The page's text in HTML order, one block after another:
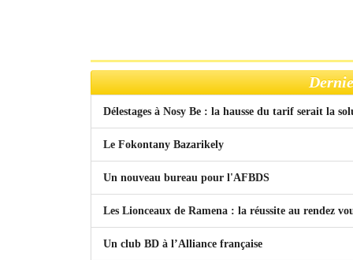
Délestages à Nosy Be : la hausse du tarif serait la
Le Fokontany Bazarikely
Un nouveau bureau pour l'AFBDS
Les Lionceaux de Ramena : la réussite au rendez
Un club BD à l’Alliance française